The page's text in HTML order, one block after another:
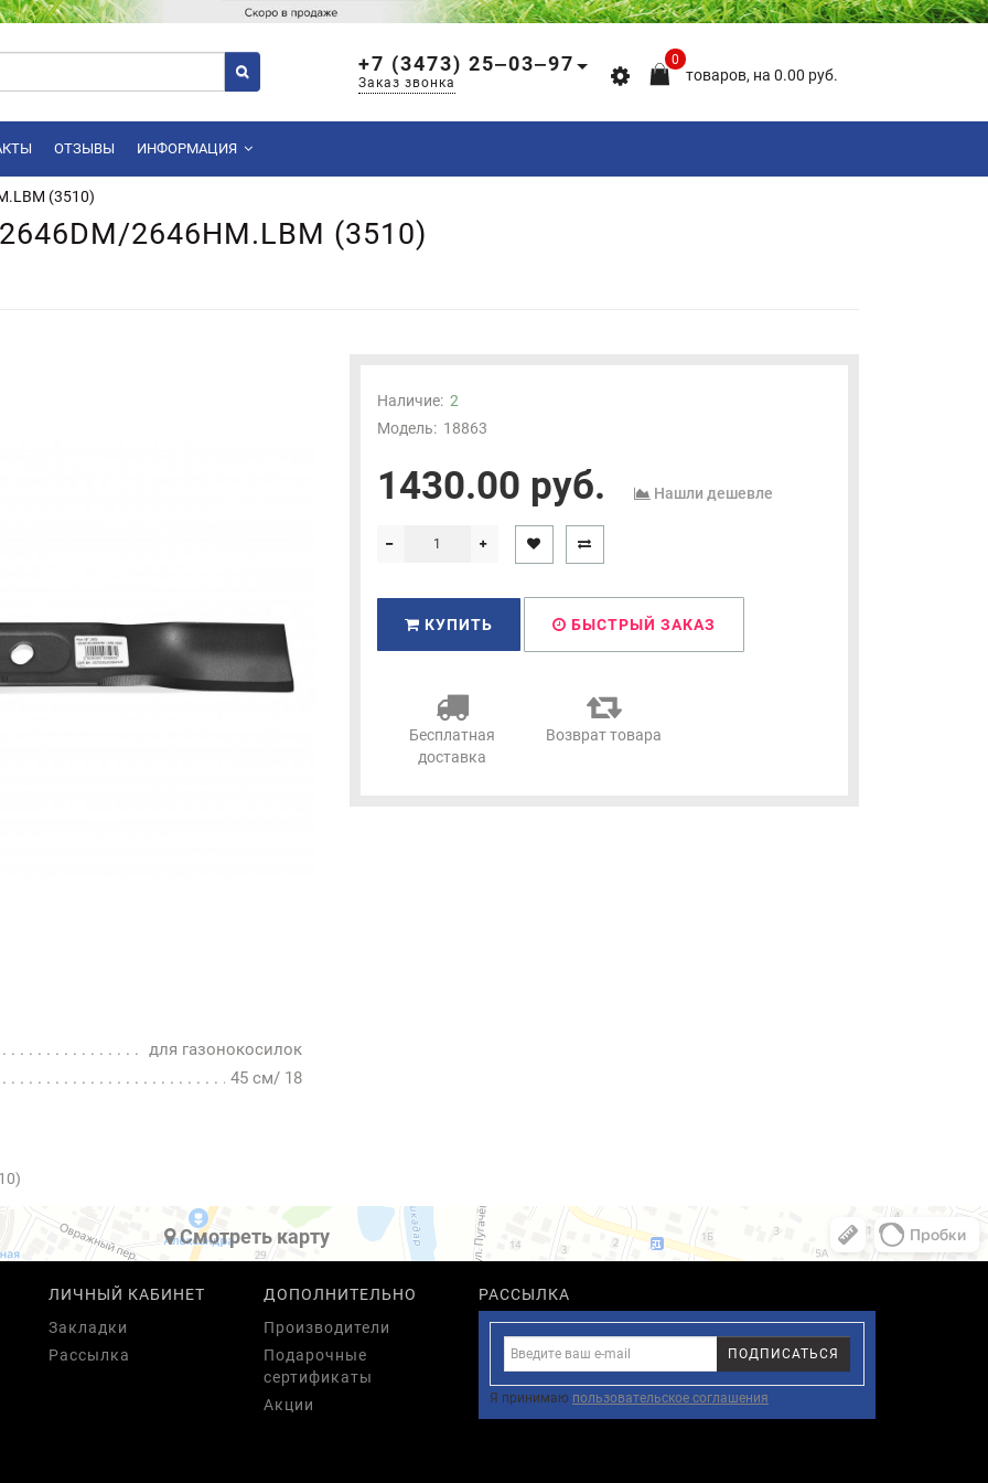
0
товаров, на 0.00 руб.
+7 (3473) 25‒03‒97
Заказ звонка
ОТЗЫВЫ ИНФОРМАЦИЯ
(3510)
2646HM.LBM (3510)
для газонокосилок
45 см/ 18
Наличие: 2
Модель: 18863
1430.00 руб. Нашли дешевле
КУПИТЬ БЫСТРЫЙ ЗАКАЗ
Бесплатная
доставка
Возврат товара
Cмотреть карту
ЛИЧНЫЙ КАБИНЕТ
Закладки
Рассылка
ДОПОЛНИТЕЛЬНО
Производители
Подарочные
сертификаты
Акции
РАССЫЛКА
ПОДПИСАТЬСЯ
Я принимаю пользовательское соглашения